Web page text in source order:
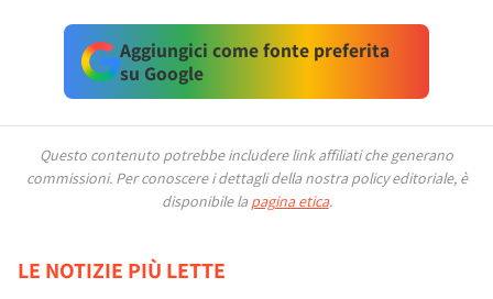
Aggiungici come fonte preferita
su Google
Questo contenuto potrebbe includere link affiliati che generano
commissioni. Per conoscere i dettagli della nostra policy editoriale, è
disponibile la pagina etica.
LE NOTIZIE PIÙ LETTE